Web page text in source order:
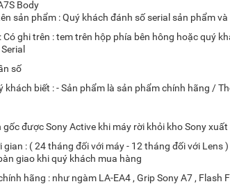
Body
sản phẩm : Quý khách đánh số serial sản phẩm
Có ghi trên : tem trên hộp phía bên hông hoặc quý
số
khách biết : - Sản phẩm là sản phẩm chính hãng /
được Sony Active khi máy rời khỏi kho Sony xuất
: ( 24 tháng đối với máy - 12 tháng đối với Lens
giao khi quý khách mua hàng
hãng : như ngàm LA-EA4 , Grip Sony A7 , Flash